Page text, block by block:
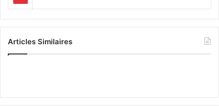
Articles Similaires